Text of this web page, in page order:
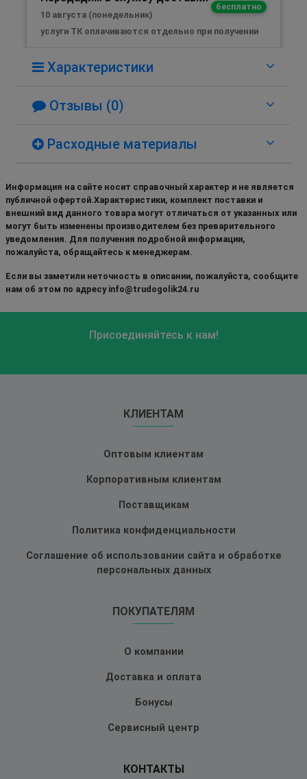
бесплатно
10 августа (понедельник)
услуги ТК оплачиваются отдельно при получении
Характеристики
Отзывы (0)
Расходные материалы
Информация на сайте носит справочный характер и не является
публичной офертой.Характеристики, комплект поставки и
внешний вид данного товара могут отличаться от указанных или
могут быть изменены производителем без преварительного
уведомления. Для получения подробной информации,
пожалуйста, обращайтесь к менеджерам.
Если вы заметили неточность в описании, пожалуйста, сообщите
нам об этом по адресу info@trudogolik24.ru
Присоединяйтесь к нам!
КЛИЕНТАМ
Оптовым клиентам
Корпоративным клиентам
Поставщикам
Политика конфиденциальности
Соглашение об использовании сайта и обработке
персональных данных
ПОКУПАТЕЛЯМ
О компании
Доставка и оплата
Бонусы
Сервисный центр
КОНТАКТЫ